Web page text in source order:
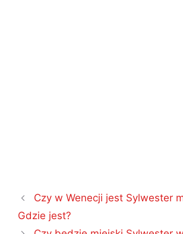
Nawigacja
wpisu
Czy w Wenecji jest Sylwester
Gdzie jest?